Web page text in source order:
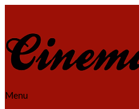
Menu